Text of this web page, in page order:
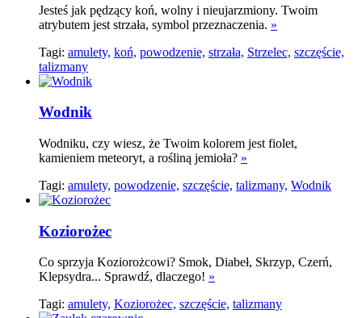
Jesteś jak pędzący koń, wolny i nieujarzmiony. Twoim
atrybutem jest strzała, symbol przeznaczenia. »
Tagi: amulety, koń, powodzenie, strzała, Strzelec, szczęście,
talizmany
Wodnik
Wodniku, czy wiesz, że Twoim kolorem jest fiolet,
kamieniem meteoryt, a rośliną jemioła? »
Tagi: amulety, powodzenie, szczęście, talizmany, Wodnik
Koziorożec
Co sprzyja Koziorożcowi? Smok, Diabeł, Skrzyp, Czerń,
Klepsydra... Sprawdź, dlaczego! »
Tagi: amulety, Koziorożec, szczęście, talizmany